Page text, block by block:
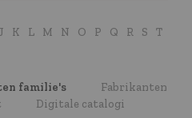
K L M N O P Q R S
T
familie's
Fabrikanten
Digitale catalogi